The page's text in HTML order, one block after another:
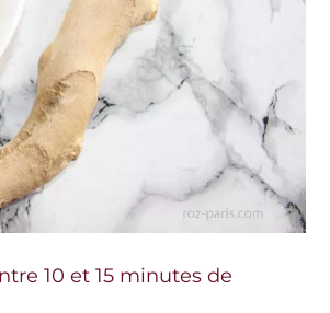
10 et 15 minutes de